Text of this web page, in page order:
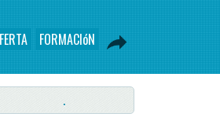
FORMACIóN
.